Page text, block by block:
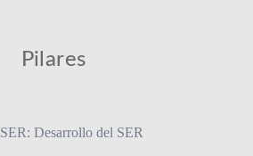
Pilares
SER: Desarrollo del SER